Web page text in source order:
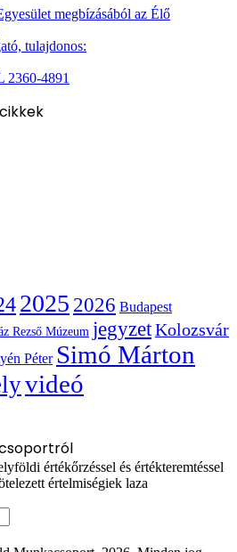
megbízásából az Élő
tulajdonos:
2360-4891
2025 2026 Budapest
Rezső Múzeum jegyzetKolozsvár
Péter Simó Márton
videó
értékőrzéssel és értékteremtéssel
értelmiségiek laza